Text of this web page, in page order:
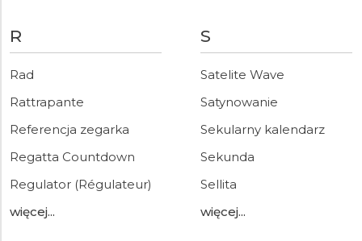
R
Rad
Rattrapante
Referencja zegarka
Regatta Countdown
Regulator (Régulateur)
więcej...
S
Satelite Wave
Satynowanie
Sekularny kalendarz
Sekunda
Sellita
więcej...